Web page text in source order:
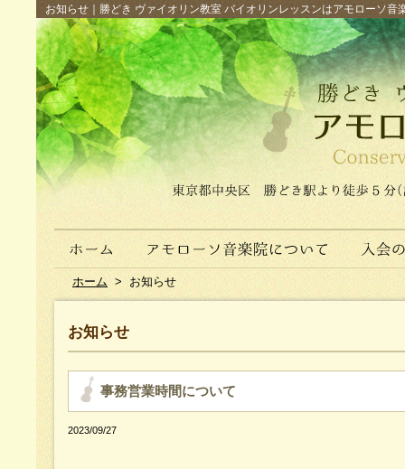
お知らせ｜勝どき ヴァイオリン教室 バイオリンレッスンはアモローソ
ホーム > お知らせ
お知らせ
事務営業時間について
2023/09/27